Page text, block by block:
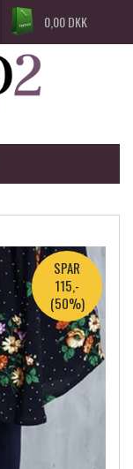
0,00DKK
SPAR
115,-
(50%)